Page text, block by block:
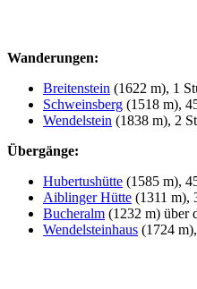
Wanderungen:
Breitenstein (1622 m), 1
Schweinsberg (1518 m),
Wendelstein (1838 m), 2
Übergänge:
Hubertushütte (1585 m),
Aiblinger Hütte (1311 m),
Bucheralm (1232 m) über
Wendelsteinhaus (1724